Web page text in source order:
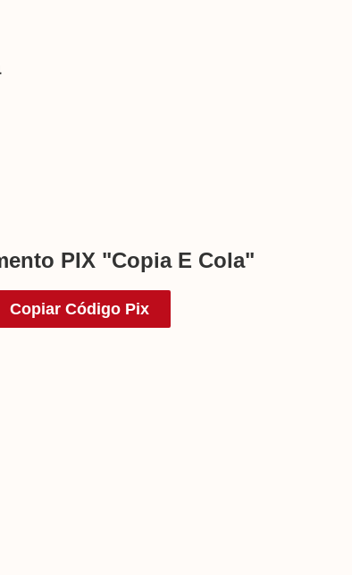
PIX "Copia E Cola"
Copiar Código Pix